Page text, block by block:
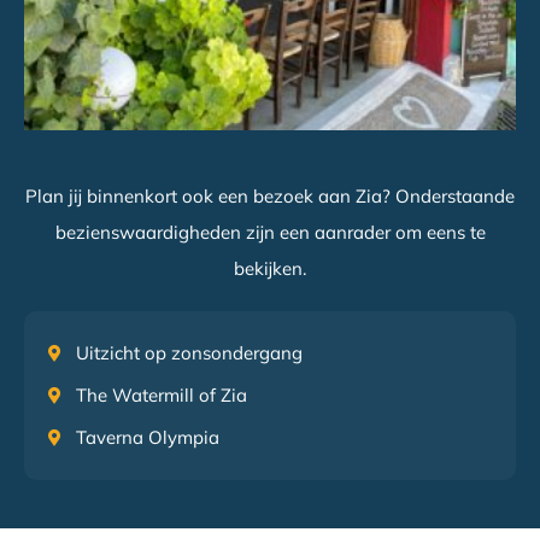
Plan jij binnenkort ook een bezoek aan Zia? Onderstaande
bezienswaardigheden zijn een aanrader om eens te
bekijken.
Uitzicht op zonsondergang
The Watermill of Zia
Taverna Olympia